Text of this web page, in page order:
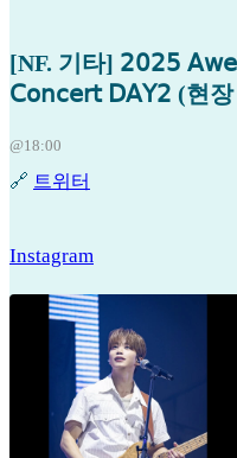
[NF. 기타] 𝟤𝟢𝟤𝟧
𝖢𝗈𝗇𝖼𝖾𝗋𝗍 𝖣𝖠𝖸𝟤 (현장
@18:00
🔗 트위터
Instagram